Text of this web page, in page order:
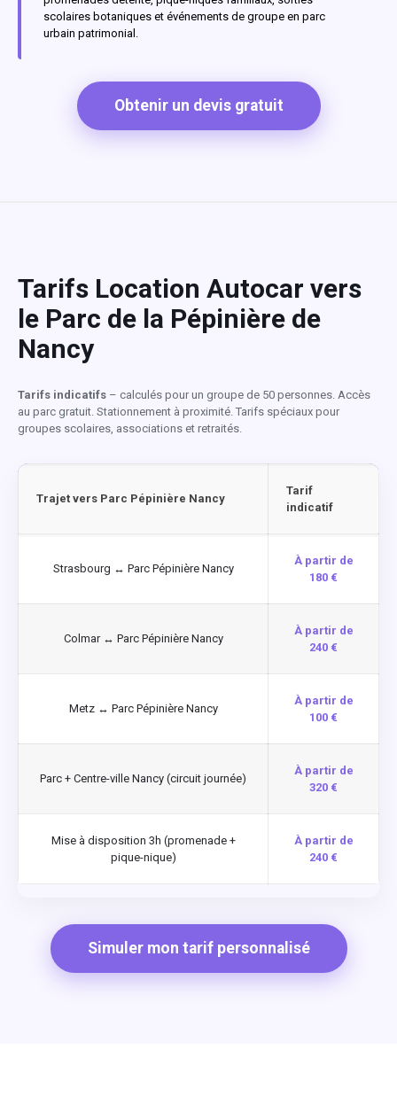
scolaires botaniques et événements de groupe en parc
urbain patrimonial.
Obtenir un devis gratuit
Tarifs Location Autocar vers
le Parc de la Pépinière de
Nancy
Tarifs indicatifs – calculés pour un groupe de 50 personnes. Accès
au parc gratuit. Stationnement à proximité. Tarifs spéciaux pour
groupes scolaires, associations et retraités.
Trajet vers Parc Pépinière Nancy
Tarif
indicatif
Strasbourg ↔ Parc Pépinière Nancy
À partir de
180 €
Colmar ↔ Parc Pépinière Nancy
À partir de
240 €
Metz ↔ Parc Pépinière Nancy
À partir de
100 €
Parc + Centre-ville Nancy (circuit journée)
À partir de
320 €
Mise à disposition 3h (promenade +
pique-nique)
À partir de
240 €
Simuler mon tarif personnalisé